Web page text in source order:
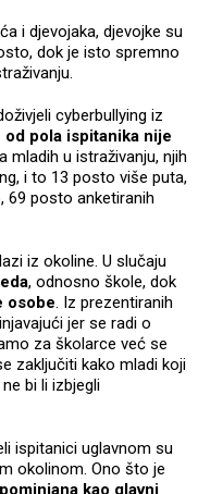
i djevojaka, djevojke su
dok je isto spremno
cyberbullying iz
od pola ispitanika nije
mladih u istraživanju, njih
i to 13 posto više puta,
69 posto anketiranih
iz okoline. U slučaju
, odnosno škole, dok
osobe. Iz prezentiranih
jer se radi o
za školarce već se
zaključiti kako mladi koji
bi li izbjegli
ispitanici uglavnom su
okolinom. Ono što je
kao glavni